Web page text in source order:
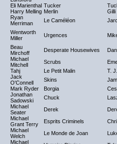
Eli Marienthal Tucker
Harry Melling Merlin Gilli
Ryan
Merriman
Le Caméléon
Wentworth
Miller
Urgences
Beau
Mirchoff
Desperate Housewives
Michael
Mitchell
Scrubs
Tahj
Le Petit Malin T.
Jack
O'Connell
Skins
Mark Ryder
Borgia
Jonathan
Sadowski
Chuck
Michael
Seater
Derek
Michael
Grant Terry
Esprits Criminels
Michael
Welch
Le Monde de Joan
Michael